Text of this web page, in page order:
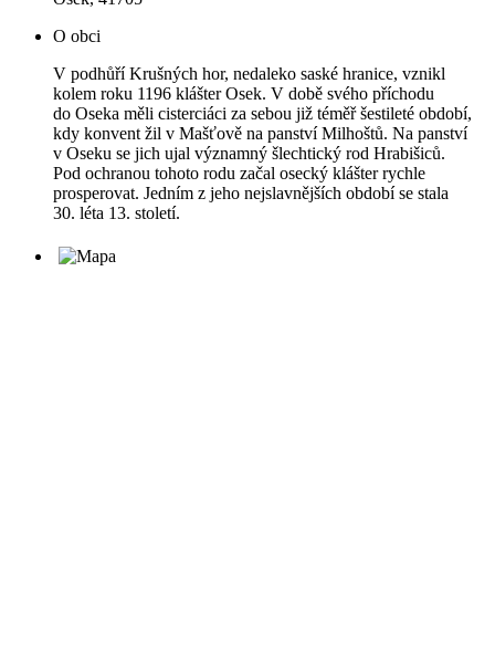
O obci
V podhůří Krušných hor, nedaleko saské hranice, vznikl
kolem roku 1196 klášter Osek. V době svého příchodu
do Oseka měli cisterciáci za sebou již téměř šestileté období,
kdy konvent žil v Mašťově na panství Milhoštů. Na panství
v Oseku se jich ujal významný šlechtický rod Hrabišiců.
Pod ochranou tohoto rodu začal osecký klášter rychle
prosperovat. Jedním z jeho nejslavnějších období se stala
30. léta 13. století.